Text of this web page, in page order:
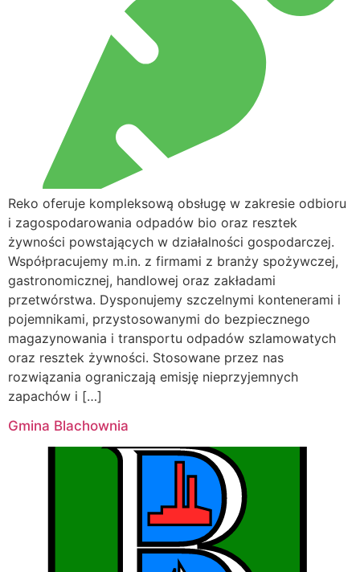
Reko oferuje kompleksową obsługę w zakresie odbioru
i zagospodarowania odpadów bio oraz resztek
żywności powstających w działalności gospodarczej.
Współpracujemy m.in. z firmami z branży spożywczej,
gastronomicznej, handlowej oraz zakładami
przetwórstwa. Dysponujemy szczelnymi kontenerami i
pojemnikami, przystosowanymi do bezpiecznego
magazynowania i transportu odpadów szlamowatych
oraz resztek żywności. Stosowane przez nas
rozwiązania ograniczają emisję nieprzyjemnych
zapachów i […]
Gmina Blachownia